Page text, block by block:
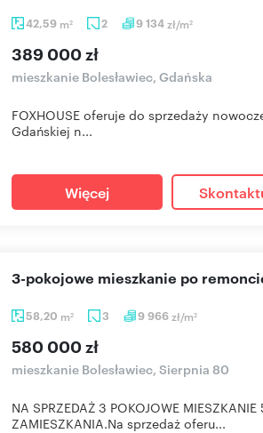
42,59 m2 2 9 134zł/m2
389 000 zł
mieszkanie Bolesławiec, Gdańska
FOXHOUSE oferuje do sprzedaży
Gdańskiej n...
Więcej
58,20 m2 3 9 966zł/m2
3-pokojowe mieszkanie po
580 000 zł
mieszkanie Bolesławiec, Sierpnia 80
NA SPRZEDAŻ 3 POKOJOWE
ZAMIESZKANIA.Na sprzedaż oferu...